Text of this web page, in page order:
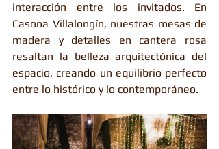
interacción entre los invitados. En
Casona Villalongín, nuestras mesas de
madera y detalles en cantera rosa
resaltan la belleza arquitectónica del
espacio, creando un equilibrio perfecto
entre lo histórico y lo contemporáneo.